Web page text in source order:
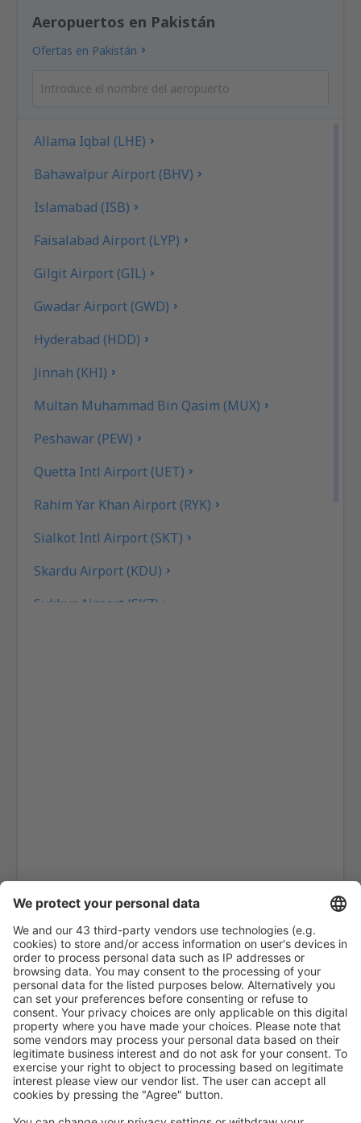
Aeropuertos en Pakistán
Ofertas en Pakistán
Allama Iqbal (LHE)
Bahawalpur Airport (BHV)
Islamabad (ISB)
Faisalabad Airport (LYP)
Gilgit Airport (GIL)
Gwadar Airport (GWD)
Hyderabad (HDD)
Jinnah (KHI)
Multan Muhammad Bin Qasim (MUX)
Peshawar (PEW)
Quetta Intl Airport (UET)
Rahim Yar Khan Airport (RYK)
Sialkot Intl Airport (SKT)
Skardu Airport (KDU)
Sukkur Airport (SKZ)